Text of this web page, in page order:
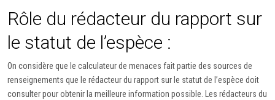
Rôle du rédacteur du rapport sur
le statut de l’espèce :
On considère que le calculateur de menaces fait partie des sources de
renseignements que le rédacteur du rapport sur le statut de l’espèce doit
consulter pour obtenir la meilleure information possible. Les rédacteurs du